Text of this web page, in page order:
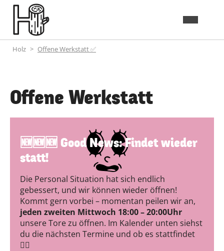
Holz Offene Werkstatt ✅
Offene Werkstatt
🆕🆕🆕 Good News: Findet wieder
statt!
Die Personal Situation hat sich endlich
gebessert, und wir können wieder öffnen!
Kommt gern vorbei – momentan peilen wir an,
jeden zweiten Mittwoch 18:00 – 20:00Uhr
unsere Tore zu öffnen. Im Kalender unten siehst
du die nächsten Termine und ob es stattfindet
👇🏻